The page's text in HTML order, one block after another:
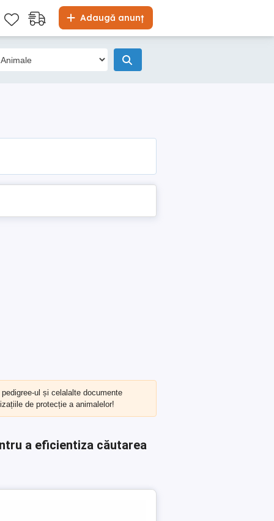
Adaugă anunț
ul și celalalte documente
de protecție a animalelor!
a eficientiza căutarea